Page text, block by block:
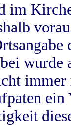
im
wurde